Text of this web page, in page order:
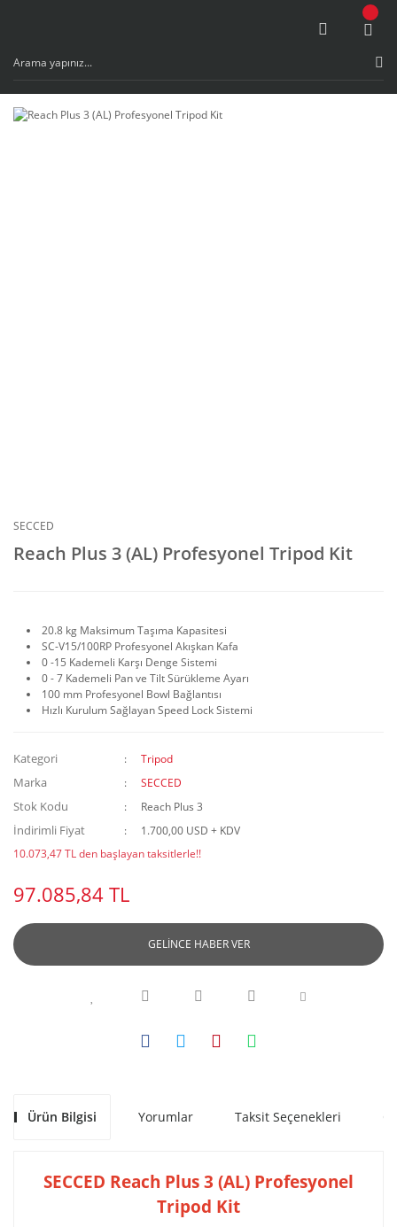
SECCED
Reach Plus 3 (AL) Profesyonel Tripod Kit
20.8 kg Maksimum Taşıma Kapasitesi
SC-V15/100RP Profesyonel Akışkan Kafa
0 -15 Kademeli Karşı Denge Sistemi
0 - 7 Kademeli Pan ve Tilt Sürükleme Ayarı
100 mm Profesyonel Bowl Bağlantısı
Hızlı Kurulum Sağlayan Speed Lock Sistemi
Kategori Tripod
Marka SECCED
Stok Kodu Reach Plus 3
İndirimli Fiyat
1.700,00 USD + KDV
10.073,47 TL den başlayan taksitlerle!!
97.085,84 TL
GELİNCE HABER VER
Ürün Bilgisi Yorumlar Taksit Seçenekleri
SECCED Reach Plus 3 (AL) Profesyonel
Tripod Kit